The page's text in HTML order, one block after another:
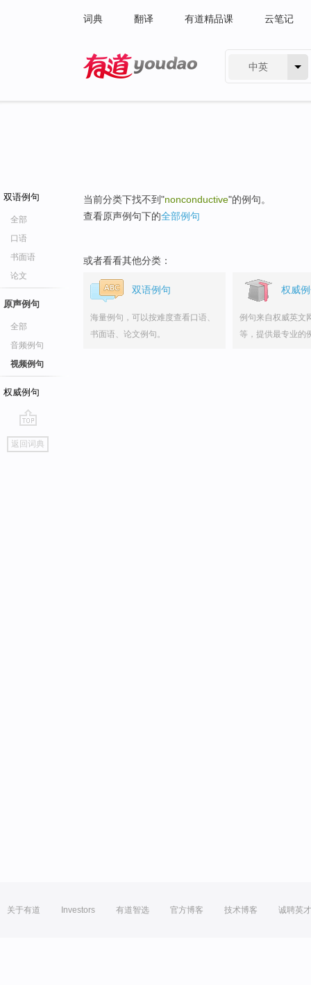
词典 翻译 有道精品课 云笔记
中英
双语例句
全部
口语
书面语
论文
原声例句
全部
音频例句
视频例句
权威例句
go
top
返回词典
当前分类下找不到"nonconductive"的例句。
查看原声例句下的全部例句
或者看看其他分类：
双语例句
海量例句，可以按难度查看口语、
书面语、论文例句。
权威
例句来自权威英文
等，提供最专业的
关于有道 Investors 有道智选 官方博客 技术博客 诚聘英才